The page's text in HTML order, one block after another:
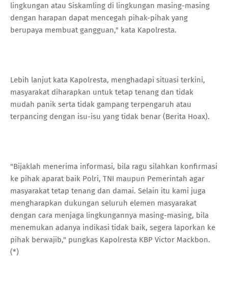
lingkungan atau Siskamling di lingkungan masing-masing
dengan harapan dapat mencegah pihak-pihak yang
berupaya membuat gangguan," kata Kapolresta.
Lebih lanjut kata Kapolresta, menghadapi situasi terkini,
masyarakat diharapkan untuk tetap tenang dan tidak
mudah panik serta tidak gampang terpengaruh atau
terpancing dengan isu-isu yang tidak benar (Berita Hoax).
"Bijaklah menerima informasi, bila ragu silahkan konfirmasi
ke pihak aparat baik Polri, TNI maupun Pemerintah agar
masyarakat tetap tenang dan damai. Selain itu kami juga
mengharapkan dukungan seluruh elemen masyarakat
dengan cara menjaga lingkungannya masing-masing, bila
menemukan adanya indikasi tidak baik, segera laporkan ke
pihak berwajib," pungkas Kapolresta KBP Victor Mackbon.
(*)